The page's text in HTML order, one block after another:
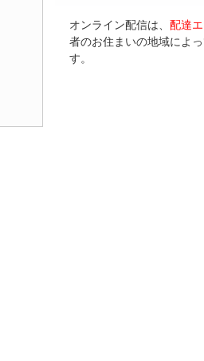
オンライン配信は、 配達
者のお住まいの地域によ
す。